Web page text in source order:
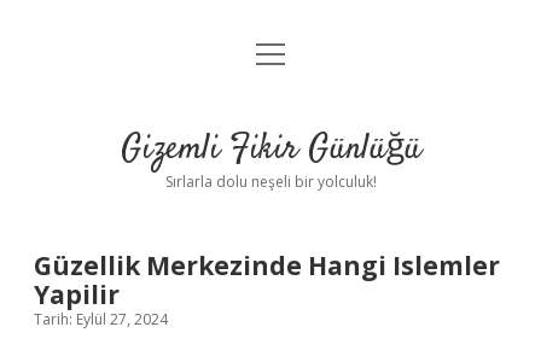
Anasayfa
Yasal Uyarı
menüyü
Gizemli Fikir Günlüğü
Sırlarla dolu neşeli bir yolculuk!
Güzellik Merkezinde Hangi Islemler
Yapilir
Tarih: Eylül 27, 2024